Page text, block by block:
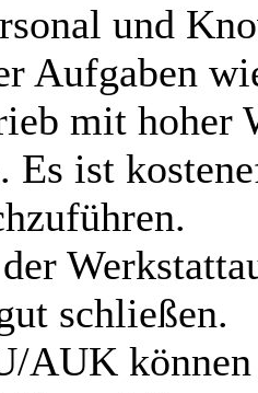
und
Aufgaben
mit hoher
Es ist
schließen.
AUK können